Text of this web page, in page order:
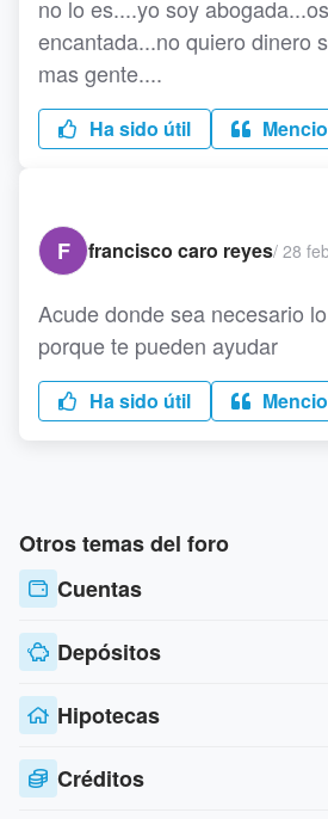
no lo es....yo soy
encantada...no quiero dinero
mas gente....
Ha sido útil
F
francisco caro reyes/ 28
Acude donde sea necesario
porque te pueden ayudar
Ha sido útil
Otros temas del foro
Cuentas
Depósitos
Hipotecas
Créditos